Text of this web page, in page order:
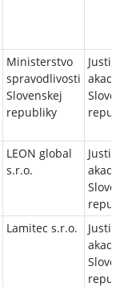
Ministerstvo
spravodlivosti
Slovenskej
republiky
LEON global
s.r.o.
Lamitec s.r.o.